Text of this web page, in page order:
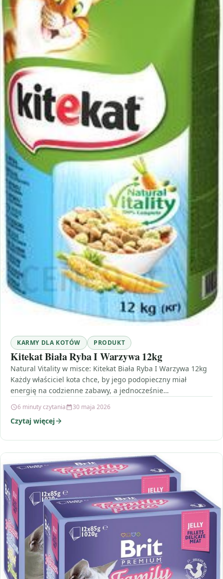
KARMY DLA KOTÓW PRODUKT
Kitekat Biała Ryba I Warzywa 12kg
Natural Vitality w misce: Kitekat Biała Ryba I Warzywa 12kg
Każdy właściciel kota chce, by jego podopieczny miał
energię na codzienne zabawy, a jednocześnie…
6 minuty czytania 30 maja 2026
Czytaj więcej